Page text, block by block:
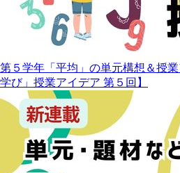
第５学年「平均」の単元構想＆授
学び」授業アイデア 第５回】